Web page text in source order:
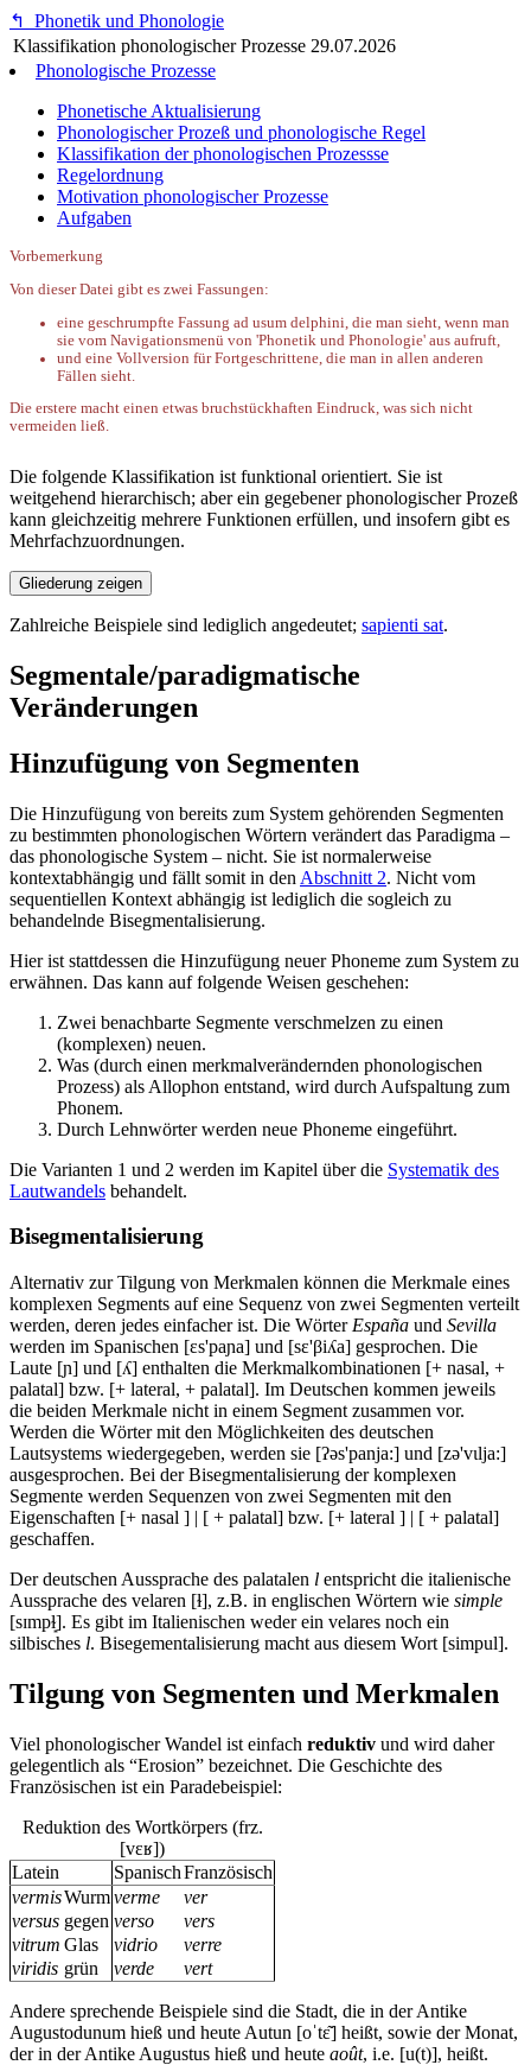
↰
Phonetik und Phonologie
Klassifikation phonologischer Prozesse 29.07.2026
Phonologische Prozesse
Phonetische Aktualisierung
Phonologischer Prozeß und phonologische Regel
Klassifikation der phonologischen Prozessse
Regelordnung
Motivation phonologischer Prozesse
Aufgaben
Vorbemerkung
Von dieser Datei gibt es zwei Fassungen:
eine geschrumpfte Fassung ad usum delphini, die man sieht, wenn man
sie vom Navigationsmenü von 'Phonetik und Phonologie' aus aufruft,
und eine Vollversion für Fortgeschrittene, die man in allen anderen
Fällen sieht.
Die erstere macht einen etwas bruchstückhaften Eindruck, was sich nicht
vermeiden ließ.
Die folgende Klassifikation ist funktional orientiert. Sie ist
weitgehend hierarchisch; aber ein gegebener phonologischer Prozeß
kann gleichzeitig mehrere Funktionen erfüllen, und insofern gibt es
Mehrfachzuordnungen.
Gliederung zeigen
Zahlreiche Beispiele sind lediglich angedeutet; sapienti sat.
Segmentale/paradigmatische
Veränderungen
Hinzufügung von Segmenten
Die Hinzufügung von bereits zum System gehörenden Segmenten
zu bestimmten phonologischen Wörtern verändert das Paradigma –
das phonologische System – nicht. Sie ist normalerweise
kontextabhängig und fällt somit in den Abschnitt 2. Nicht vom
sequentiellen Kontext abhängig ist lediglich die sogleich zu
behandelnde Bisegmentalisierung.
Hier ist stattdessen die Hinzufügung neuer Phoneme zum System zu
erwähnen. Das kann auf folgende Weisen geschehen:
Zwei benachbarte Segmente verschmelzen zu einen
(komplexen) neuen.
Was (durch einen merkmalverändernden phonologischen
Prozess) als Allophon entstand, wird durch Aufspaltung zum
Phonem.
Durch Lehnwörter werden neue Phoneme eingeführt.
Die Varianten 1 und 2 werden im Kapitel über die Systematik des
Lautwandels behandelt.
Bisegmentalisierung
Alternativ zur Tilgung von Merkmalen können die Merkmale eines
komplexen Segments auf eine Sequenz von zwei Segmenten verteilt
werden, deren jedes einfacher ist. Die Wörter España und Sevilla
werden im Spanischen [ɛs'paɲa] und [sɛ'βiʎa] gesprochen. Die
Laute [ɲ] und [ʎ] enthalten die Merkmalkombinationen [+ nasal, +
palatal] bzw. [+ lateral, + palatal]. Im Deutschen kommen jeweils
die beiden Merkmale nicht in einem Segment zusammen vor.
Werden die Wörter mit den Möglichkeiten des deutschen
Lautsystems wiedergegeben, werden sie [ʔəs'panja:] und [zə'vɩlja:]
ausgesprochen. Bei der Bisegmentalisierung der komplexen
Segmente werden Sequenzen von zwei Segmenten mit den
Eigenschaften [+ nasal ] | [ + palatal] bzw. [+ lateral ] | [ + palatal]
geschaffen.
Der deutschen Aussprache des palatalen l entspricht die italienische
Aussprache des velaren [ɫ], z.B. in englischen Wörtern wie simple
[sɪmpɫ͙]. Es gibt im Italienischen weder ein velares noch ein
silbisches l. Bisegementalisierung macht aus diesem Wort [simpul].
Tilgung von Segmenten und Merkmalen
Viel phonologischer Wandel ist einfach reduktiv und wird daher
gelegentlich als “Erosion” bezeichnet. Die Geschichte des
Französischen ist ein Paradebeispiel:
Reduktion des Wortkörpers (frz.
[vɛʁ])
Latein
SpanischFranzösisch
vermisWurmverme
ver
versus gegen verso
vers
vitrum Glas vidrio
verre
viridis grün verde vert
Andere sprechende Beispiele sind die Stadt, die in der Antike
Augustodunum hieß und heute Autun [oˈtɛ͂] heißt, sowie der Monat,
der in der Antike Augustus hieß und heute août, i.e. [u(t)], heißt.